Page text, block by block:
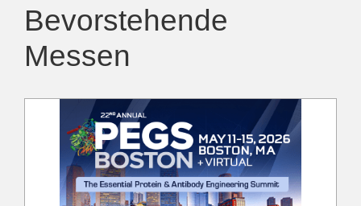
Bevorstehende
Messen